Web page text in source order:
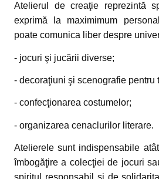
Atelierul de creaţie reprezintă
exprimă la maximimum
poate comunica liber despre
- jocuri şi jucării diverse;
- decoraţiuni şi scenografie pentru
- confecţionarea costumelor;
- organizarea cenaclurilor literare.
Atelierele sunt indispensabile
îmbogăţire a colecţiei de jocuri
spiritul responsabil şi de